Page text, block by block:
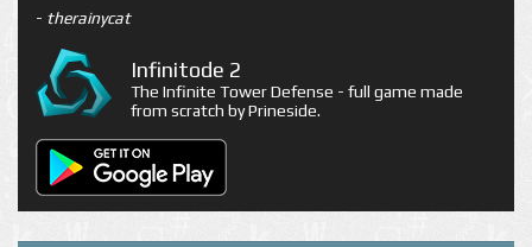
- therainycat
Infinitode 2
The Infinite Tower Defense - full game made
from scratch by Prineside.